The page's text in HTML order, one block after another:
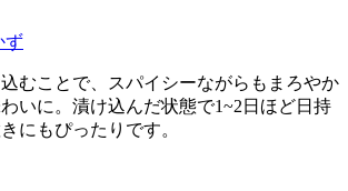
ず
むことで、スパイシーながらもまろやか
いに。漬け込んだ状態で1~2日ほど日持
にもぴったりです。